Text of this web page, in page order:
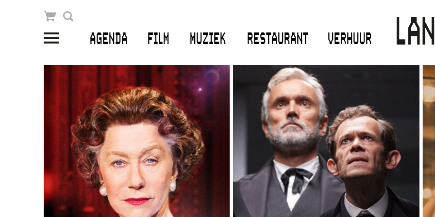
AGENDA FILM MUZIEK RESTAURANT VERHUUR
Winkelmandje
PLAN JE BEZOEK
Openingstijden & contact
Bereikbaarheid
Kaartverkoop
EDUCATIE
Schoolvoorstellingen
Filmprogramma’s Primair Onderwijs